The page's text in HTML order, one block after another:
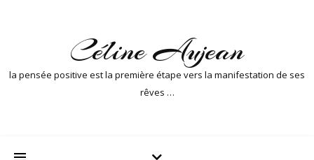
Céline Aujean
la pensée positive est la première étape vers la manifestation de ses
rêves …